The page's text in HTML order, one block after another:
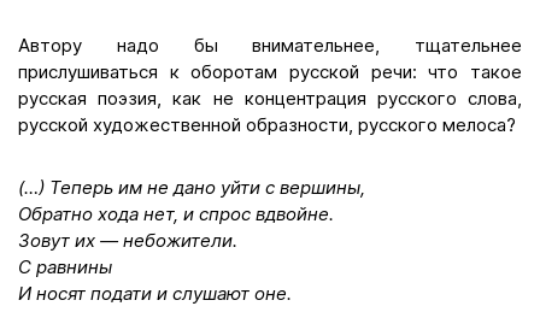
Автору надо бы внимательнее, тщательнее
прислушиваться к оборотам русской речи: что такое
русская поэзия, как не концентрация русского слова,
русской художественной образности, русского мелоса?
(…) Теперь им не дано уйти с вершины,
Обратно хода нет, и спрос вдвойне.
Зовут их — небожители.
С равнины
И носят подати и слушают оне.